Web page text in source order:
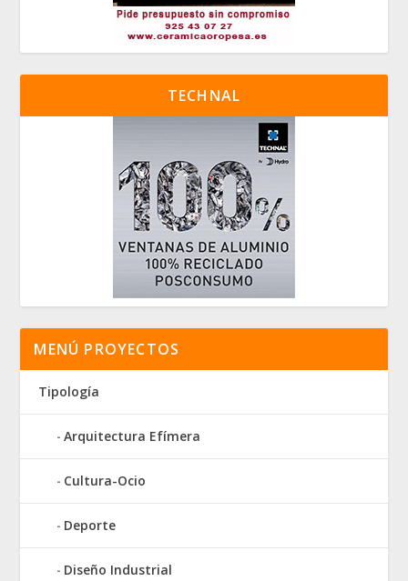
TECHNAL
MENÚ PROYECTOS
Tipología
Arquitectura Efímera
Cultura-Ocio
Deporte
Diseño Industrial